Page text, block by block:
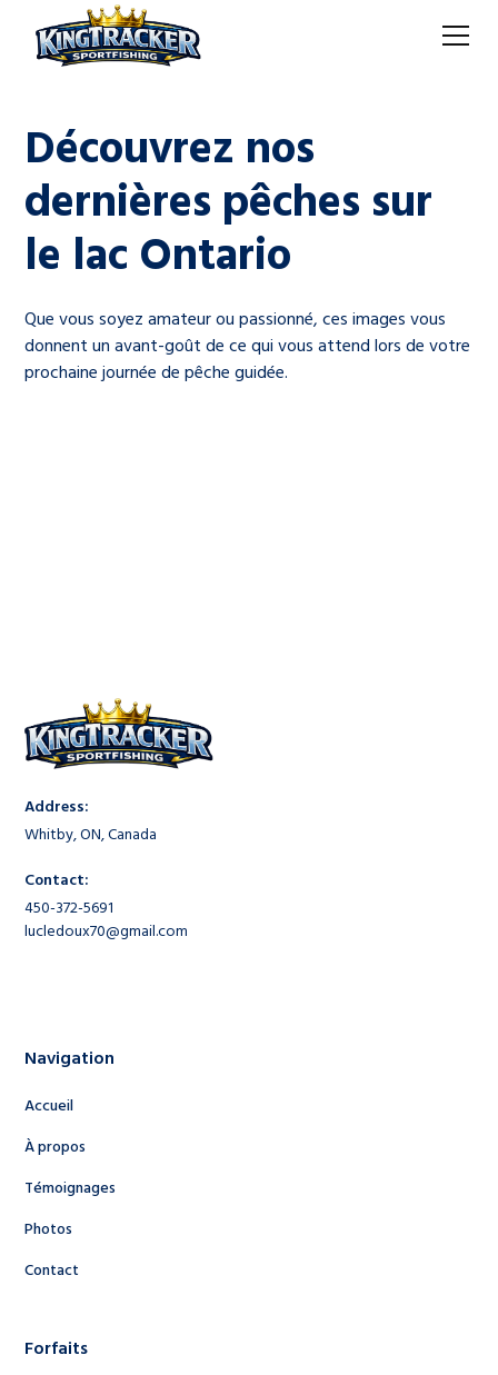
Découvrez nos
dernières pêches sur
le lac Ontario
Que vous soyez amateur ou passionné, ces images vous
donnent un avant-goût de ce qui vous attend lors de votre
prochaine journée de pêche guidée.
Address:
Whitby, ON, Canada
Contact:
450-372-5691
lucledoux70@gmail.com
Forfaits
Navigation
Accueil
À propos
Témoignages
Photos
Contact